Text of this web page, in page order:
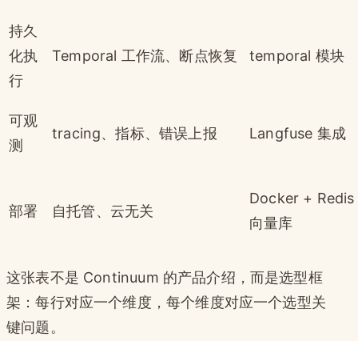
持久
化执
行
Temporal 工作流、断点恢复 temporal 模块
可观
测
tracing、指标、错误上报 Langfuse 集成
部署 自托管、云无关
Docker +
向量库
这张表不是 Continuum 的产品介绍，而是选型框
架：每行对应一个维度，每个维度对应一个选型关
键问题。